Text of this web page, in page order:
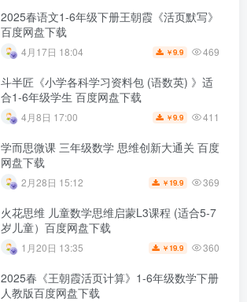
2025春语文1-6年级下册王朝霞《活页默写》
百度网盘下载
4月17日 18:04 ￥9.9 469
斗半匠《小学各科学习资料包 (语数英) 》适
合1-6年级学生 百度网盘下载
4月8日 17:00 ￥9.9 411
学而思微课 三年级数学 思维创新大通关 百度
网盘下载
2月28日 15:12 ￥ 19.9 369
火花思维 儿童数学思维启蒙L3课程 (适合5-7
岁儿童）百度网盘下载
1月20日 13:35 ￥ 19.9 360
2025春《王朝霞活页计算》1-6年级数学下册
人教版百度网盘下载